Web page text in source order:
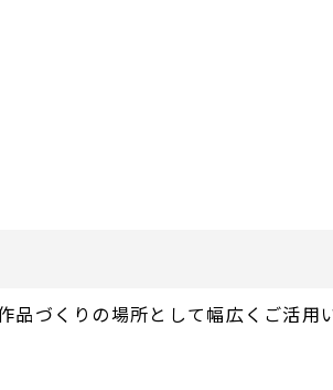
づくりの場所として幅広くご活用